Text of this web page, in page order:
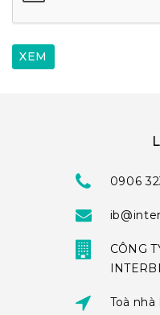
0906
CÔNG
Toà nhà